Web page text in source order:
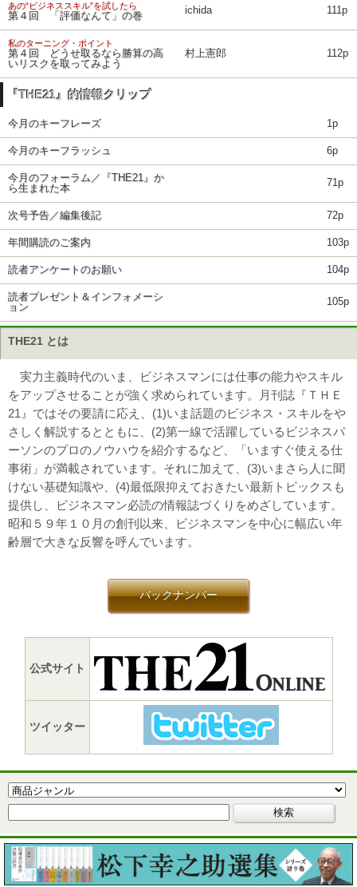
あの“ビジネススキル”を試したら
第４回 「評価なんて」の巻 ichida 111p
私のターニング・ポイント
第４回 どうせ取るなら勝算の高
いリスクを取ってみよう
村上憲郎 112p
『THE21』的情報クリップ
今月のキーフレーズ 1p
今月のキーフラッシュ 6p
今月のフォーラム／『THE21』か
ら生まれた本
71p
次号予告／編集後記 72p
年間購読のご案内 103p
読者アンケートのお願い 104p
読者プレゼント＆インフォメーシ
ョン
105p
THE21 とは
実力主義時代のいま、ビジネスマンには仕事の能力やスキル
をアップさせることが強く求められています。月刊誌『ＴＨＥ
21』ではその要請に応え、(1)いま話題のビジネス・スキルをや
さしく解説するとともに、(2)第一線で活躍しているビジネスパ
ーソンのプロのノウハウを紹介するなど、「いますぐ使える仕
事術」が満載されています。それに加えて、(3)いまさら人に聞
けない基礎知識や、(4)最低限抑えておきたい最新トピックスも
提供し、ビジネスマン必読の情報誌づくりをめざしています。
昭和５９年１０月の創刊以来、ビジネスマンを中心に幅広い年
齢層で大きな反響を呼んでいます。
バックナンバー
公式サイト
ツイッター